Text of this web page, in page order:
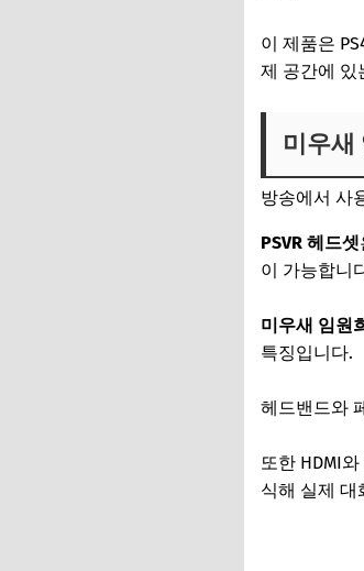
이 제품은
제 공간에 있
미우새
방송에서 사
PSVR 헤드셋
이 가능합니
미우새 임원
특징입니다.
헤드밴드와
또한 HDMI
식해 실제 대